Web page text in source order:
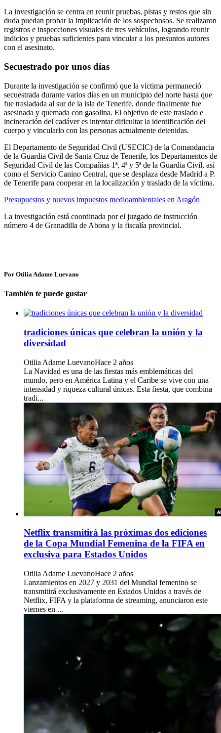
La investigación se centra en reunir pruebas, pistas y restos que sin
duda puedan probar la implicación de los sospechosos. Se realizaron
registros e inspecciones visuales de tres vehículos, logrando reunir
indicios y pruebas suficientes para vincular a los presuntos autores
con el asesinato.
Secuestrado por unos días
Durante la investigación se confirmó que la víctima permaneció
secuestrada durante varios días en un municipio del norte hasta que
fue trasladada al sur de la isla de Tenerife, donde finalmente fue
asesinada y quemada con gasolina. El objetivo de este traslado e
incineración del cadáver es intentar dificultar la identificación del
cuerpo y vincularlo con las personas actualmente detenidas.
El Departamento de Seguridad Civil (USECIC) de la Comandancia
de la Guardia Civil de Santa Cruz de Tenerife, los Departamentos de
Seguridad Civil de las Compañías 1ª, 4ª y 5ª de la Guardia Civil, así
como el Servicio Canino Central, que se desplaza desde Madrid a P.
de Tenerife para cooperar en la localización y traslado de la víctima.
Presupuestos y nuevos impuestos medioambientales en Aragón
La investigación está coordinada por el juzgado de instrucción
número 4 de Granadilla de Abona y la fiscalía provincial.
Por Otilia Adame Luevano
También te puede gustar
tradiciones únicas que celebran la unión y la
diversidad
Otilia Adame LuevanoHace 2 años
La Navidad es una de las fiestas más emblemáticas del
mundo, pero en América Latina y el Caribe se vive con una
intensidad y riqueza cultural únicas. Esta fiesta, que combina
tradi...
Netflix transmitirá las próximas dos ediciones
de la Copa Mundial Femenina de la FIFA en
exclusiva para Estados Unidos
Otilia Adame LuevanoHace 2 años
Lanzamientos en 2027 y 2031 del Mundial femenino se
transmitirá exclusivamente en Estados Unidos a través de
Netflix, FIFA y la plataforma de streaming, anunciaron este
viernes en ...